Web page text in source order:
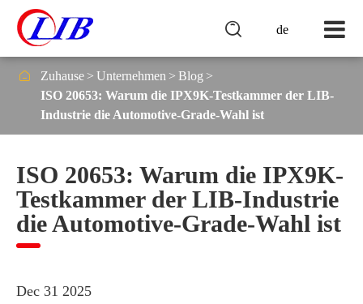
de

 Zuhause Unternehmen
Blog
ISO 20653: Warum die IPX9K-Testkammer der LIB-
Industrie die Automotive-Grade-Wahl ist
ISO 20653: Warum die IPX9K-
Testkammer der LIB-Industrie
die Automotive-Grade-Wahl ist
Dec 31 2025